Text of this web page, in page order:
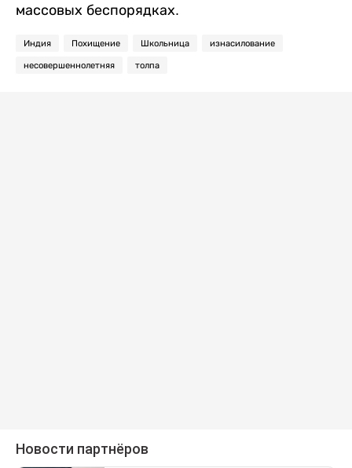
массовых беспорядках.
Индия Похищение Школьница изнасилование
несовершеннолетняя толпа